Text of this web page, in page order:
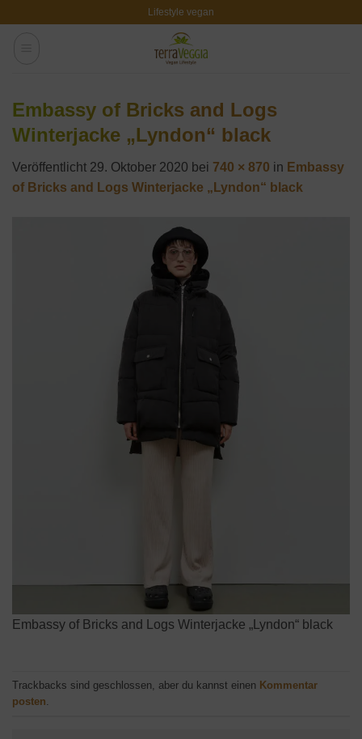
Lifestyle vegan
Embassy of Bricks and Logs
Winterjacke „Lyndon“ black
Veröffentlicht 29. Oktober 2020 bei 740 × 870 in Embassy
of Bricks and Logs Winterjacke „Lyndon“ black
Embassy of Bricks and Logs Winterjacke „Lyndon“ black
Trackbacks sind geschlossen, aber du kannst einen Kommentar
posten